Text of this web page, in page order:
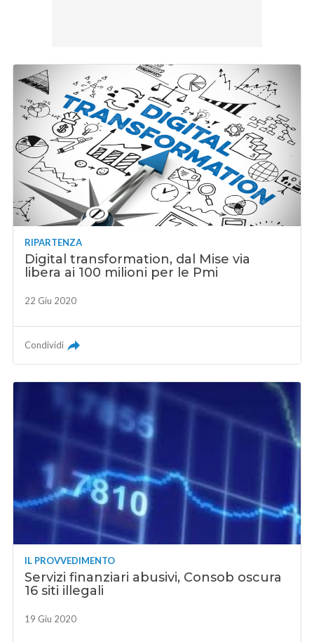
RIPARTENZA
Digital transformation, dal Mise via
libera ai 100 milioni per le Pmi
22 Giu 2020
Condividi
IL PROVVEDIMENTO
Servizi finanziari abusivi, Consob oscura
16 siti illegali
19 Giu 2020